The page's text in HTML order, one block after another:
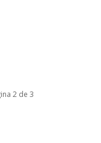
2 de 3